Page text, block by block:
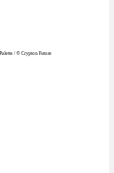
/ © Crypton Future